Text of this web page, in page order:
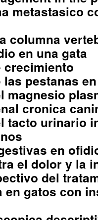
metastasico
columna
en una gata
crecimiento
pestanas
magnesio
cronica
tacto urinario
en
el dolor y la
del
en gatos con